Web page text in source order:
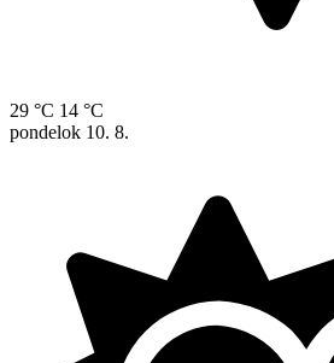
29 °C 14 °C
pondelok 10. 8.